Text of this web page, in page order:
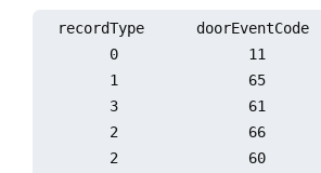
  recordType	  doorEventCode	        eventDate	             readerType	 sn	     doorNum	  card